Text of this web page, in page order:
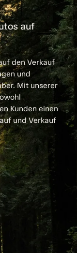
auf
den Verkauf
und
Mit unserer
Kunden einen
und Verkauf